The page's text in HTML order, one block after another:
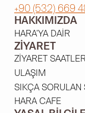
+90 (532) 669
HAKKIMIZDA
HARA'YA DAIR
ZIYARET
ZIYARET
ULAŞIM
SIKÇA SORULAN
HARA CAFE